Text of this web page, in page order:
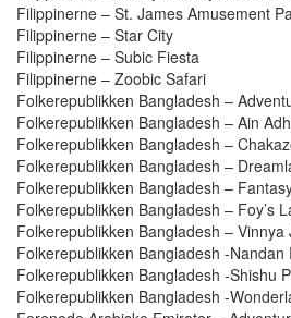
Filippinerne – St. James Amusement
Filippinerne – Star City
Filippinerne – Subic Fiesta
Filippinerne – Zoobic Safari
Folkerepublikken Bangladesh –
Folkerepublikken Bangladesh – Ain
Folkerepublikken Bangladesh –
Folkerepublikken Bangladesh –
Folkerepublikken Bangladesh –
Folkerepublikken Bangladesh – Foy’s
Folkerepublikken Bangladesh – Vinnya
Folkerepublikken Bangladesh -Nandan
Folkerepublikken Bangladesh -Shishu
Folkerepublikken Bangladesh -